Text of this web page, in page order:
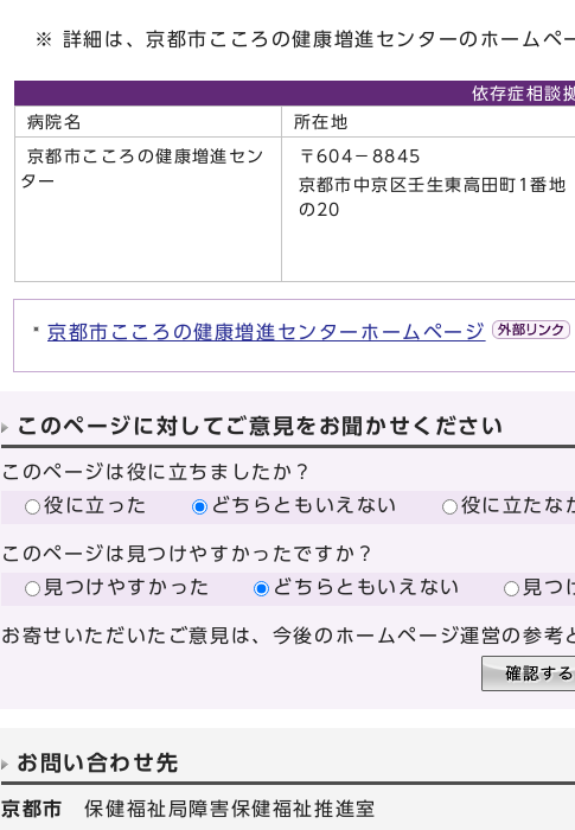
※ 詳細は、京都市こころの健康増進センターのホームペ
依存症相談
病院名
所在地
京都市こころの健康増進セン
ター
〒604－8845
京都市中京区壬生東高田町1番地
の20
京都市こころの健康増進センターホームページ
このページに対してご意見をお聞かせください
このページは役に立ちましたか？
役に立った
どちらともいえない 役に立たな
このページは見つけやすかったですか？
見つけやすかった
どちらともいえない 見つ
お寄せいただいたご意見は、今後のホームページ運営の参考
お問い合わせ先
京都市保健福祉局障害保健福祉推進室